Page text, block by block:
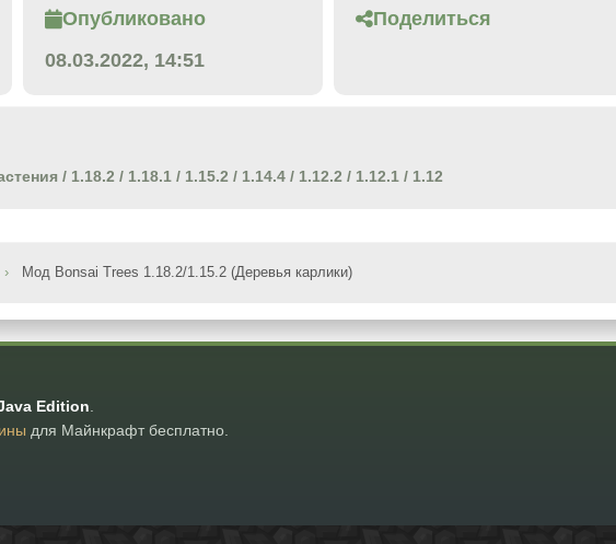
Опубликовано
08.03.2022, 14:51
Поделиться
/ 1.18.2 / 1.18.1 / 1.15.2 / 1.14.4 / 1.12.2 / 1.12.1 / 1.12
› Мод Bonsai Trees 1.18.2/1.15.2 (Деревья карлики)
Edition
для Майнкрафт бесплатно.